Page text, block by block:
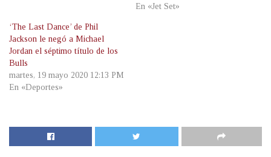
En «Jet Set»
‘The Last Dance’ de Phil
Jackson le negó a Michael
Jordan el séptimo título de los
Bulls
martes, 19 mayo 2020 12:13 PM
En «Deportes»